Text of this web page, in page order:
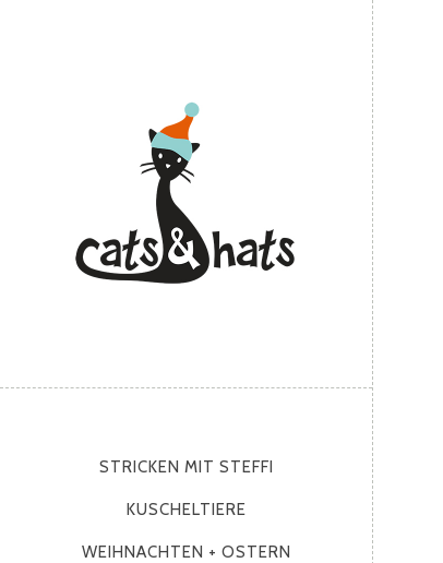
STRICKEN MIT STEFFI
KUSCHELTIERE
WEIHNACHTEN + OSTERN